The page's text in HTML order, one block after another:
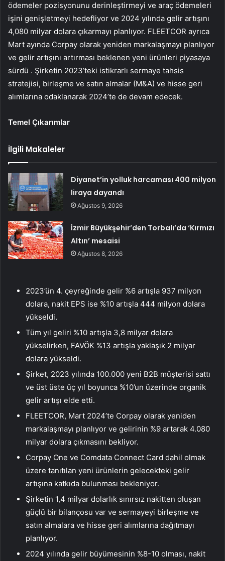
ödemeler pozisyonunu derinleştirmeyi ve araç ödemeleri
işini genişletmeyi hedefliyor ve 2024 yılında gelir artışını
4,080 milyar dolara çıkarmayı planlıyor. FLEETCOR ayrıca
Mart ayında Corpay olarak yeniden markalaşmayı planlıyor
ve gelir artışını artırması beklenen yeni ürünleri piyasaya
sürdü . Şirketin 2023’teki istikrarlı sermaye tahsis
stratejisi, birleşme ve satın almalar (M&A) ve hisse geri
alımlarına odaklanarak 2024’te de devam edecek.
Temel Çıkarımlar
İlgili Makaleler
Diyanet’in yolluk harcaması 400 milyon
liraya dayandı
Ağustos 9, 2026
İzmir Büyükşehir’den Torbalı’da ‘Kırmızı
Altın’ mesaisi
Ağustos 8, 2026
2023’ün 4. çeyreğinde gelir %6 artışla 937 milyon
dolara, nakit EPS ise %10 artışla 444 milyon dolara
yükseldi.
Tüm yıl geliri %10 artışla 3,8 milyar dolara
yükselirken, FAVÖK %13 artışla yaklaşık 2 milyar
dolara yükseldi.
Şirket, 2023 yılında 100.000 yeni B2B müşterisi sattı
ve üst üste üç yıl boyunca %10’un üzerinde organik
gelir artışı elde etti.
FLEETCOR, Mart 2024’te Corpay olarak yeniden
markalaşmayı planlıyor ve gelirinin %9 artarak 4.080
milyar dolara çıkmasını bekliyor.
Corpay One ve Comdata Connect Card dahil olmak
üzere tanıtılan yeni ürünlerin gelecekteki gelir
artışına katkıda bulunması bekleniyor.
Şirketin 1,4 milyar dolarlık sınırsız nakitten oluşan
güçlü bir bilançosu var ve sermayeyi birleşme ve
satın almalara ve hisse geri alımlarına dağıtmayı
planlıyor.
2024 yılında gelir büyümesinin %8-10 olması, nakit